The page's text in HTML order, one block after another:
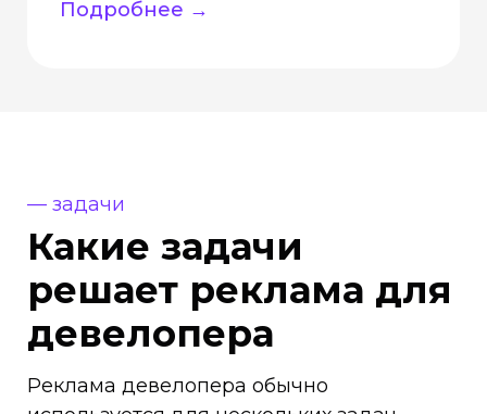
Подробнее →
— задачи
Какие задачи
решает реклама для
девелопера
Реклама девелопера обычно